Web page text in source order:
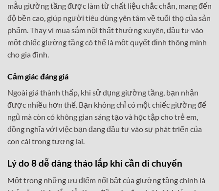
mẫu giường tầng được làm từ chất liệu chắc chắn, mang đến
độ bền cao, giúp người tiêu dùng yên tâm về tuổi thọ của sản
phẩm. Thay vì mua sắm nội thất thường xuyên, đầu tư vào
một chiếc giường tầng có thể là một quyết định thông minh
cho gia đình.
Cảm giác đáng giá
Ngoài giá thành thấp, khi sử dụng giường tầng, bạn nhận
được nhiều hơn thế. Bạn không chỉ có một chiếc giường để
ngủ mà còn có không gian sáng tạo và học tập cho trẻ em,
đồng nghĩa với việc bạn đang đầu tư vào sự phát triển của
con cái trong tương lai.
Lý do 8 dễ dàng tháo lắp khi cần di chuyển
Một trong những ưu điểm nổi bật của giường tầng chính là